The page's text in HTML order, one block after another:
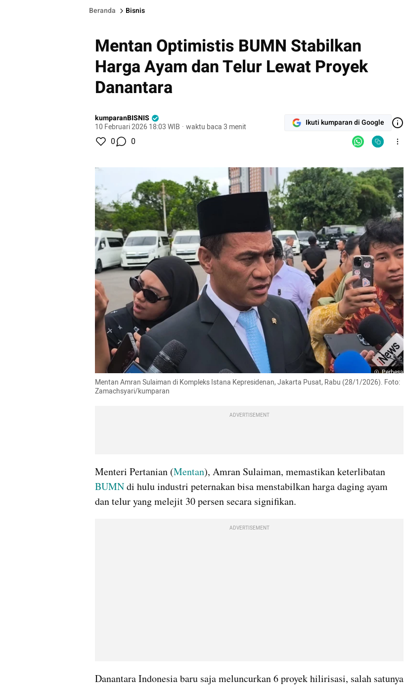
Beranda Bisnis
Mentan Optimistis BUMN Stabilkan
Harga Ayam dan Telur Lewat Proyek
Danantara
kumparanBISNIS
10 Februari 2026 18:03 WIB · waktu baca 3 menit Ikuti kumparan di Google
0 0
Perbesar
Mentan Amran Sulaiman di Kompleks Istana Kepresidenan, Jakarta Pusat, Rabu (28/1/2026). Foto:
Zamachsyari/kumparan
ADVERTISEMENT
Menteri Pertanian (Mentan
BUMN di hulu industri peternakan bisa menstabilkan harga daging ayam
dan telur yang melejit 30 persen secara signifikan.
ADVERTISEMENT
Danantara Indonesia baru saja meluncurkan 6 proyek hilirisasi, salah satunya